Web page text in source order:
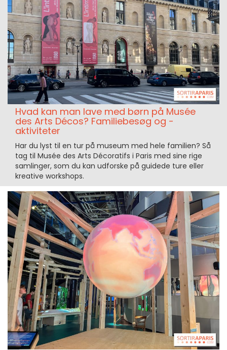
Hvad kan man lave med børn på Musée
des Arts Décos? Familiebesøg og -
aktiviteter
Har du lyst til en tur på museum med hele familien? Så
tag til Musée des Arts Décoratifs i Paris med sine rige
samlinger, som du kan udforske på guidede ture eller
kreative workshops.